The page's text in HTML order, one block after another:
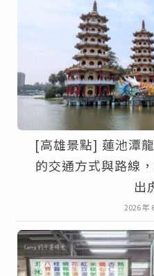
[高雄景點] 蓮池潭
的交通方式與路線
出
2026 年